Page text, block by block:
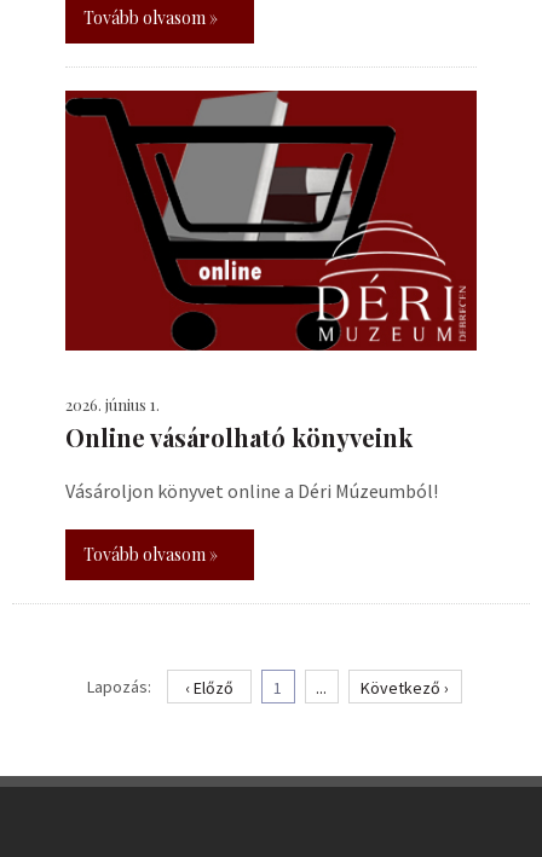
Tovább olvasom »
2026. június 1.
Online vásárolható könyveink
Vásároljon könyvet online a Déri Múzeumból!
Tovább olvasom »
Lapozás: ‹ Előző 1 ... Következő ›